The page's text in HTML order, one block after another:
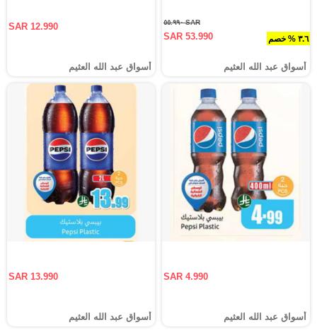
٣.٦ % خصم
SAR ٥٥.٩٩٠
SAR 53.990
أسواق عبد الله العثيم
SAR 12.990
أسواق عبد الله العثيم
SAR 4.990
أسواق عبد الله العثيم
SAR 13.990
أسواق عبد الله العثيم